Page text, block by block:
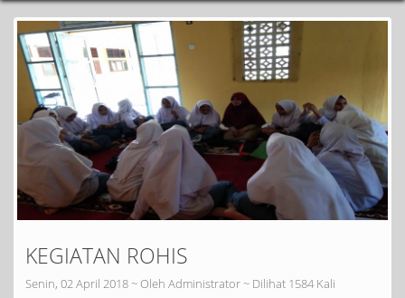
KEGIATAN ROHIS
Senin, 02 April 2018 ~ Oleh Administrator ~ Dilihat 1584 Kali